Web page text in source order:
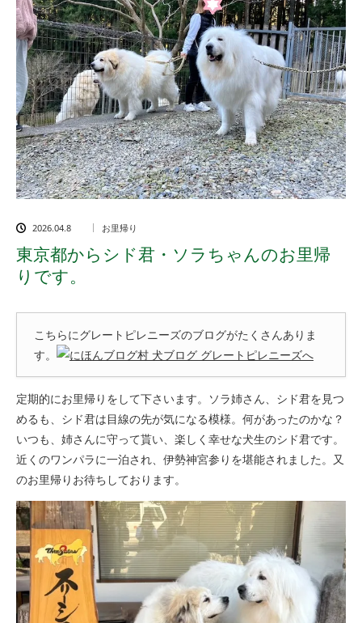
2026.04.8 お里帰り
東京都からシド君・ソラちゃんのお里帰
りです。
こちらにグレートピレニーズのブログがたくさんありま
す。
定期的にお里帰りをして下さいます。ソラ姉さん、シド君を見つ
めるも、シド君は目線の先が気になる模様。何があったのかな？
いつも、姉さんに守って貰い、楽しく幸せな犬生のシド君です。
近くのワンパラに一泊され、伊勢神宮参りを堪能されました。又
のお里帰りお待ちしております。